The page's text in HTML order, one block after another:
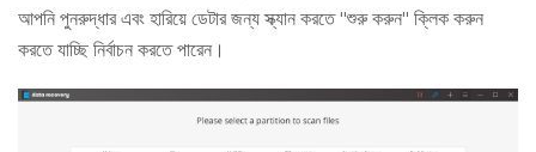
আপনি পুনরুদ্ধার এবং হারিয়ে ডেটার জন্য স্ক্যান করতে "শুরু করুন" ক্লিক করুন
করতে যাচ্ছি নির্বাচন করতে পারেন।